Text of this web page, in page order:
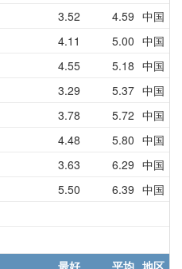
3.52 4.59 中国
4.11 5.00 中国
4.55 5.18 中国
3.29 5.37 中国
3.78 5.72 中国
4.48 5.80 中国
3.63 6.29 中国
5.50 6.39 中国
最好 平均 地区